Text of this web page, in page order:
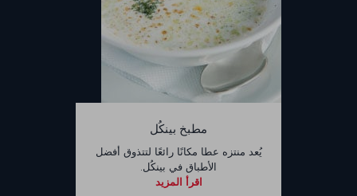
مطبخ بينكُل
يُعد منتزه عطا مكانًا رائعًا لتتذوق أفضل
الأطباق في بينكُل.
اقرأ المزيد